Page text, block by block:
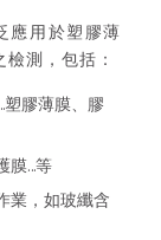
應用於塑膠薄
測，包括：
塑膠薄膜、膠
膜…等
業，如玻纖含